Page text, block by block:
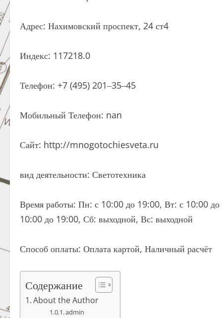
Адрес: Нахимовский проспект, 24 ст4
Индекс: 117218.0
Телефон: +7 (495) 201‒35‒45
Мобильный Телефон: nan
Сайт: http://mnogotochiesveta.ru
вид деятельности: Светотехника
Время работы: Пн: с 10:00 до 19:00, Вт: с 10:00
10:00 до 19:00, Сб: выходной, Вс: выходной
Способ оплаты: Оплата картой, Наличный расчёт
Содержание
About the Author
admin